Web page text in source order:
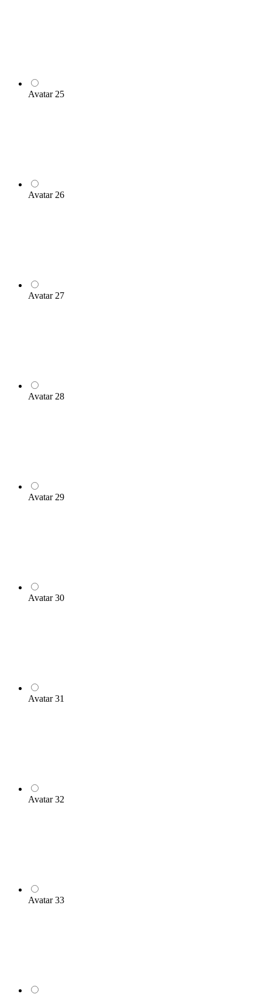
Avatar 25
Avatar 26
Avatar 27
Avatar 28
Avatar 29
Avatar 30
Avatar 31
Avatar 32
Avatar 33